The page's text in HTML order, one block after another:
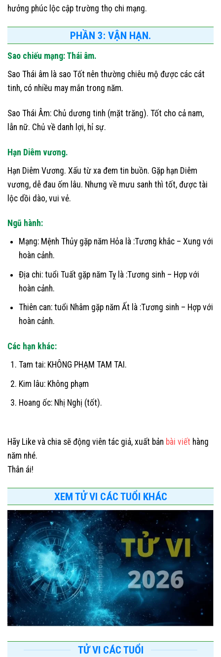
hưởng phúc lộc cập trường thọ chi mạng.
PHẦN 3: VẬN HẠN.
Sao chiếu mạng: Thái âm.
Sao Thái âm là sao Tốt nên thường chiêu mộ được các cát
tinh, có nhiều may mắn trong năm.
Sao Thái Âm: Chủ dương tinh (mặt trăng). Tốt cho cả nam,
lẫn nữ. Chủ về danh lợi, hỉ sự.
Hạn Diêm vương.
Hạn Diêm Vương. Xấu từ xa đem tin buồn. Gặp hạn Diêm
vương, dễ đau ốm lâu. Nhưng về mưu sanh thì tốt, được tài
lộc dồi dào, vui vẻ.
Ngũ hành:
Mạng: Mệnh Thủy gặp năm Hỏa là :Tương khắc – Xung với
hoàn cảnh.
Địa chi: tuổi Tuất gặp năm Tỵ là :Tương sinh – Hợp với
hoàn cảnh.
Thiên can: tuổi Nhâm gặp năm Ất là :Tương sinh – Hợp với
hoàn cảnh.
Các hạn khác:
Tam tai: KHÔNG PHẠM TAM TAI.
Kim lâu: Không phạm
Hoang ốc: Nhị Nghị (tốt).
Hãy Like và chia sẽ động viên tác giả, xuất bản bài viết hàng
năm nhé.
Thân ái!
XEM TỬ VI CÁC TUỔI KHÁC
TỬ VI CÁC TUỔI